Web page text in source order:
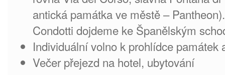
antická památka ve městě –
Condotti dojdeme ke Španělským
Individuální volno k prohlídce památek
Večer přejezd na hotel, ubytování